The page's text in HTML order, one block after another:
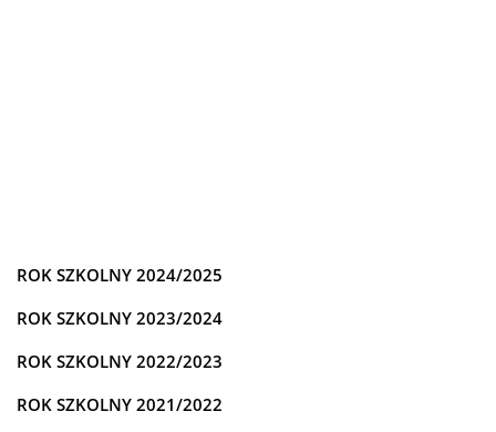
ROK SZKOLNY 2024/2025
ROK SZKOLNY 2023/2024
ROK SZKOLNY 2022/2023
ROK SZKOLNY 2021/2022